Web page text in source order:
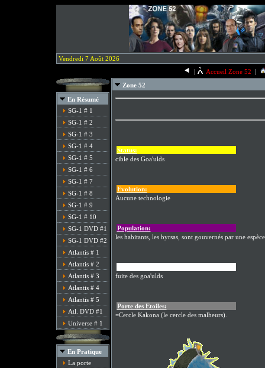
Vendredi 7 Août 2026
|
Accueil Zone 52 |
En Résumé
SG-1 # 1
SG-1 # 2
SG-1 # 3
SG-1 # 4
SG-1 # 5
SG-1 # 6
SG-1 # 7
SG-1 # 8
SG-1 # 9
SG-1 # 10
SG-1 DVD #1
SG-1 DVD #2
Atlantis # 1
Atlantis # 2
Atlantis # 3
Atlantis # 4
Atlantis # 5
Atl. DVD #1
Universe # 1
En Pratique
La porte
Zone 52
Status:
cible des Goa'ulds
Evolution:
Aucune technologie
Population:
les habitants, les byrsas, sont gouvernés par une
fuite des goa'ulds
Porte des Etoiles:
=Cercle Kakona (le cercle des malheurs).